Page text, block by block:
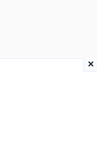
×